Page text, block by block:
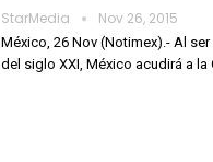
StarMedia Nov 26, 2015
México, 26 Nov (Notimex).- Al
del siglo XXI, México acudirá a la